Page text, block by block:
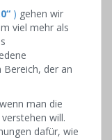
) gehen wir
viel mehr als
Bereich, der an
man die
will.
dafür, wie